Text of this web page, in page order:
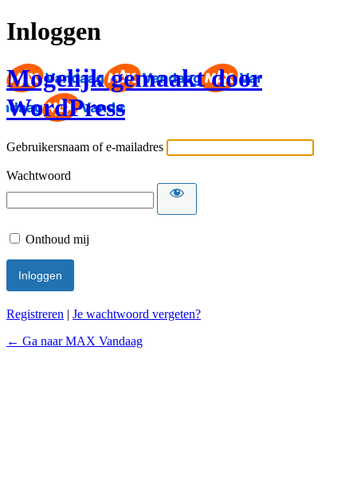
Inloggen
Mogelijk gemaakt door
WordPress
Gebruikersnaam of e-mailadres
Wachtwoord
Onthoud mij
Registreren | Je wachtwoord vergeten?
← Ga naar MAX Vandaag